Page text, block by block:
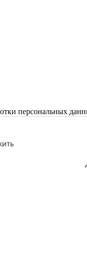
персональных